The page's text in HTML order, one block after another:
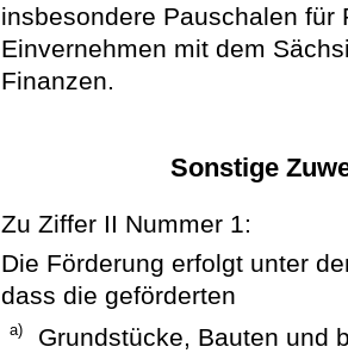
insbesondere Pauschalen
Einvernehmen mit dem
Finanzen.
Sonstige
Zu Ziffer II Nummer 1:
Die Förderung erfolgt unter
dass die geförderten
a)
Grundstücke, Bauten und